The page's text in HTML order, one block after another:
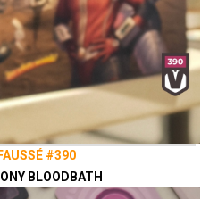
#390
BLOODBATH